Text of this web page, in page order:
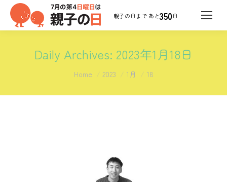
350日
Daily Archives: 2023年1月18日
You are here:
Home 2023 1月 18